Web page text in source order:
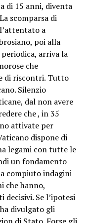
di 15 anni, diventa
scomparsa di
a
poi alla
arriva la
che
di riscontri. Tutto
Silenzio
dal non avere
che , in 35
attivate per
dispone di
legami con tutte le
un fondamento
compiuto indagini
che hanno,
Se l’ipotesi
divulgato gli